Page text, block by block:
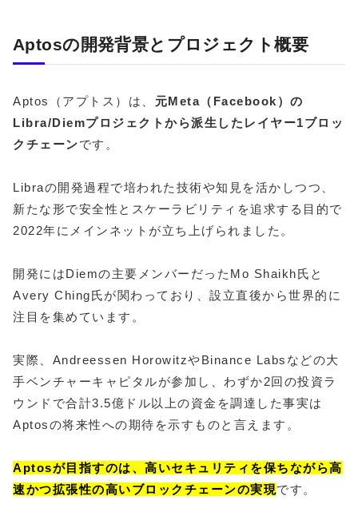
Aptosの開発背景とプロジェクト概要
Aptos（アプトス）は、 元Meta（Facebook）の
Libra/Diemプロジェクトから派生したレイヤー1ブロッ
クチェーンです。
Libraの開発過程で培われた技術や知見を活かしつつ、
新たな形で安全性とスケーラビリティを追求する目的で
2022年にメインネットが立ち上げられました。
開発にはDiemの主要メンバーだったMo Shaikh氏と
Avery Ching氏が関わっており、設立直後から世界的に
注目を集めています。
実際、Andreessen HorowitzやBinance Labsなどの大
手ベンチャーキャピタルが参加し、わずか2回の投資ラ
ウンドで合計3.5億ドル以上の資金を調達した事実は
Aptosの将来性への期待を示すものと言えます。
Aptosが目指すのは、高いセキュリティを保ちながら高
速かつ拡張性の高いブロックチェーンの実現です。